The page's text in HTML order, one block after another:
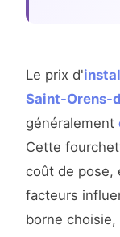
Le prix d'
Saint-Orens-
généralement
Cette
coût de pose,
facteurs
borne